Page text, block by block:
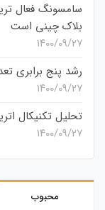
سامسونگ فعال‌
بلاک چینی است
۱۴۰۰/۰۹/۲۷
رشد پنج برابری
۱۴۰۰/۰۹/۲۷
تحلیل تکنیکال اتریوم؛
۱۴۰۰/۰۹/۲۷
محبوب